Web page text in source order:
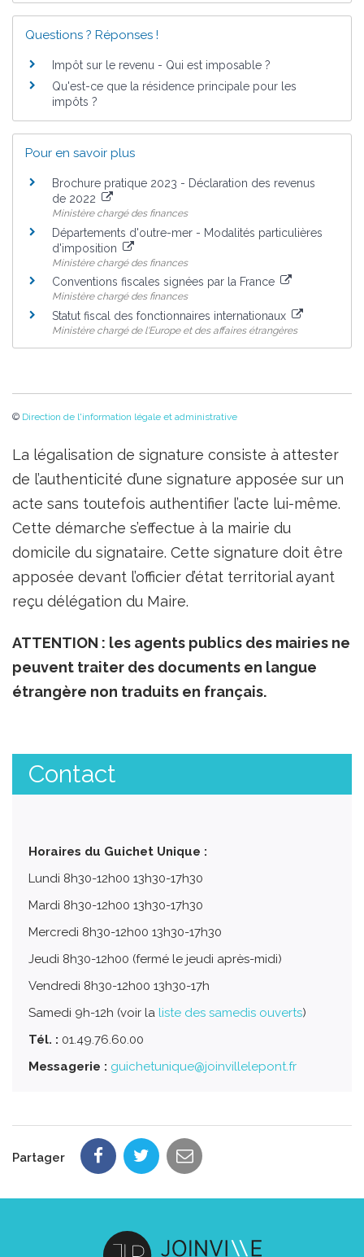
Questions ? Réponses !
Impôt sur le revenu - Qui est imposable ?
Qu'est-ce que la résidence principale pour les
impôts ?
Pour en savoir plus
Brochure pratique 2023 - Déclaration des revenus
de 2022
Ministère chargé des finances
Départements d'outre-mer - Modalités particulières
d'imposition
Ministère chargé des finances
Conventions fiscales signées par la France
Ministère chargé des finances
Statut fiscal des fonctionnaires internationaux
Ministère chargé de l'Europe et des affaires étrangères
© Direction de l'information légale et administrative
La légalisation de signature consiste à attester
de l’authenticité d’une signature apposée sur un
acte sans toutefois authentifier l’acte lui-même.
Cette démarche s’effectue à la mairie du
domicile du signataire. Cette signature doit être
apposée devant l’officier d’état territorial ayant
reçu délégation du Maire.
ATTENTION : les agents publics des mairies ne
peuvent traiter des documents en langue
étrangère non traduits en français.
Contact
Horaires du Guichet Unique :
Lundi 8h30-12h00 13h30-17h30
Mardi 8h30-12h00 13h30-17h30
Mercredi 8h30-12h00 13h30-17h30
Jeudi 8h30-12h00 (fermé le jeudi après-midi)
Vendredi 8h30-12h00 13h30-17h
Samedi 9h-12h (voir la liste des samedis ouverts)
Tél. : 01.49.76.60.00
Messagerie : guichetunique@joinvillelepont.fr
Partager